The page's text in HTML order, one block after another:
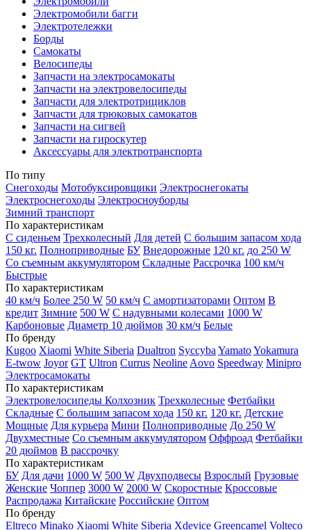
Электромобили багги
Электротележки
Борды
Самокаты
Велосипеды
Запчасти на электросамокаты
Запчасти на электровелосипеды
Запчасти для электротрициклов
Запчасти для трюковых самокатов
Запчасти на сигвей
Запчасти на гироскутер
Аксессуары для электротранспорта
По типу
Снегоходы Мотобуксировщики Электроснегокаты
Электроснегоходы Электросноуборды
Зимний транспорт
По характеристикам
С сиденьем Трехколесный Для детей С большим запасом хода
150 кг. Полноприводные БУ Внедорожные 120 кг. до 250 W
Со съемным аккумулятором Складные Рассрочка 100 км/ч
Быстрые
По характеристикам
40 км/ч Более 250 W 50 км/ч С амортизаторами Оптом В
кредит Зимние 500 W С надувными колесами 1000 W
Карбоновые Диаметр 10 дюймов 30 км/ч Белые
По бренду
Kugoo Xiaomi White Siberia Dualtron Syccyba YamatoYokamura
E-twow Joyor GT Ultron Currus Neoline Aovo Speedway Minipro
Электросамокаты
По характеристикам
Электровелосипеды Колхозник Трехколесные Фетбайки
Складные С большим запасом хода 150 кг. 120 кг. Детские
Мощные Для курьера Мини Полноприводные До 250 W
Двухместные Со съемным аккумулятором Оффроад Фетбайки
20 дюймов В рассрочку
По характеристикам
БУ Для дачи 1000 W 500 W Двухподвесы Взрослый Грузовые
Женские Чоппер 3000 W 2000 W Скоростные Кроссовые
Распродажа Китайские Российские Оптом
По бренду
Eltreco Minako Xiaomi White Siberia Xdevice Greencamel Volteco